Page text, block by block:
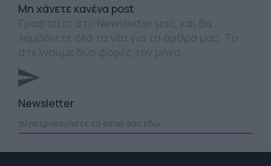
Mη χάνετε κανένα post
Newsletter